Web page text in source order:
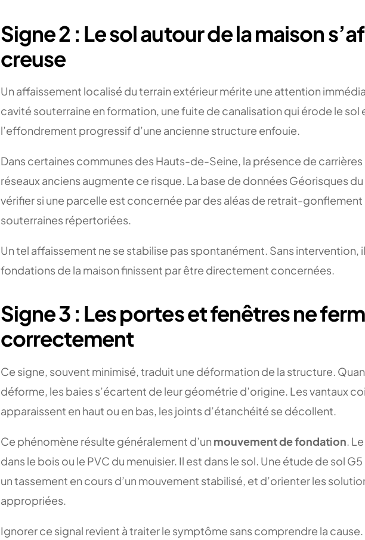
Signe 2 : Le sol autour de la maison
creuse
Un affaissement localisé du terrain extérieur mérite une attention
cavité souterraine en formation, une fuite de canalisation qui érode le sol
l’effondrement progressif d’une ancienne structure enfouie.
Dans certaines communes des Hauts-de-Seine, la présence de
réseaux anciens augmente ce risque. La base de données Géorisques
vérifier si une parcelle est concernée par des aléas de retrait-
souterraines répertoriées.
Un tel affaissement ne se stabilise pas spontanément. Sans intervention,
fondations de la maison finissent par être directement concernées.
Signe 3 : Les portes et fenêtres ne
correctement
Ce signe, souvent minimisé, traduit une déformation de la structure.
déforme, les baies s’écartent de leur géométrie d’origine. Les vantaux
apparaissent en haut ou en bas, les joints d’étanchéité se décollent.
Ce phénomène résulte généralement d’un mouvement de fondation.
dans le bois ou le PVC du menuisier. Il est dans le sol. Une étude de sol
un tassement en cours d’un mouvement stabilisé, et d’orienter les
appropriées.
Ignorer ce signal revient à traiter le symptôme sans comprendre la